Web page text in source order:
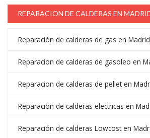
REPARACION DE CALDERAS EN
Reparación de calderas de gas en Madrid
Reparacion de calderas de gasoleo en
Reparacion de calderas de pellet en
Reparacion de calderas electricas en
Reparación de calderas Lowcost en